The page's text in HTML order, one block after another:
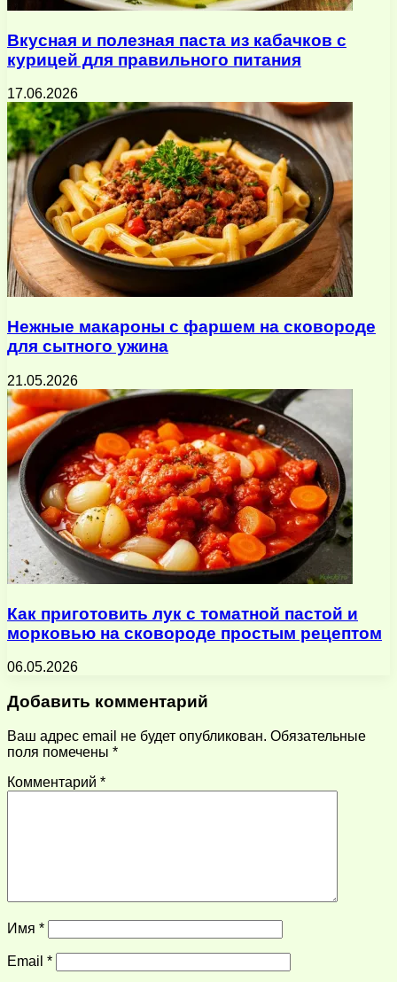
Вкусная и полезная паста из кабачков с
курицей для правильного питания
17.06.2026
Нежные макароны с фаршем на сковороде
для сытного ужина
21.05.2026
Как приготовить лук с томатной пастой и
морковью на сковороде простым рецептом
06.05.2026
Добавить комментарий
Ваш адрес email не будет опубликован. Обязательные
поля помечены *
Комментарий *
Имя *
Email *